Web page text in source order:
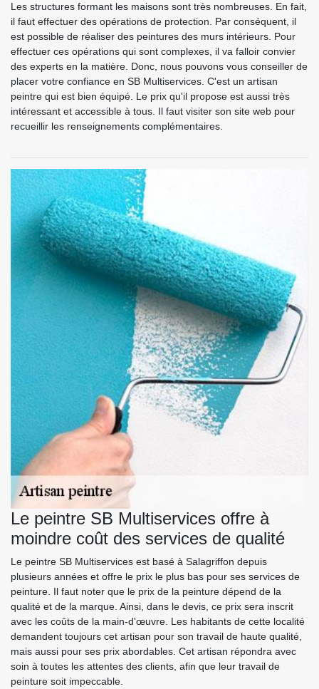
Les structures formant les maisons sont très nombreuses. En fait,
il faut effectuer des opérations de protection. Par conséquent, il
est possible de réaliser des peintures des murs intérieurs. Pour
effectuer ces opérations qui sont complexes, il va falloir convier
des experts en la matière. Donc, nous pouvons vous conseiller de
placer votre confiance en SB Multiservices. C'est un artisan
peintre qui est bien équipé. Le prix qu'il propose est aussi très
intéressant et accessible à tous. Il faut visiter son site web pour
recueillir les renseignements complémentaires.
Le peintre SB Multiservices offre à
moindre coût des services de qualité
Le peintre SB Multiservices est basé à Salagriffon depuis
plusieurs années et offre le prix le plus bas pour ses services de
peinture. Il faut noter que le prix de la peinture dépend de la
qualité et de la marque. Ainsi, dans le devis, ce prix sera inscrit
avec les coûts de la main-d'œuvre. Les habitants de cette localité
demandent toujours cet artisan pour son travail de haute qualité,
mais aussi pour ses prix abordables. Cet artisan répondra avec
soin à toutes les attentes des clients, afin que leur travail de
peinture soit impeccable.